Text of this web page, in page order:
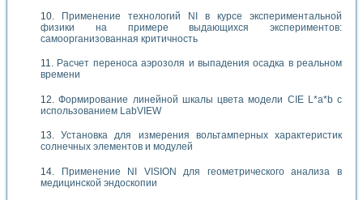
Применение технологий NI в курсе экспериментальной
физики на примере выдающихся экспериментов:
самоорганизованная критичность
Расчет переноса аэрозоля и выпадения осадка в реальном
времени
Формирование линейной шкалы цвета модели CIE L*a*b с
использованием LabVIEW
Установка для измерения вольтамперных характеристик
солнечных элементов и модулей
Применение NI VISION для геометрического анализа в
медицинской эндоскопии